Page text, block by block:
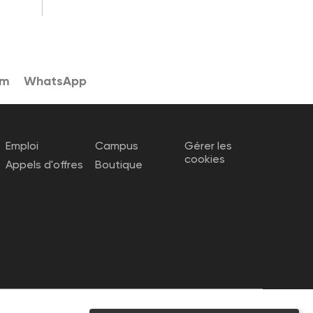
WhatsApp
Emploi
Appels d'offres
Campus
Boutique
Gérer les
cookies